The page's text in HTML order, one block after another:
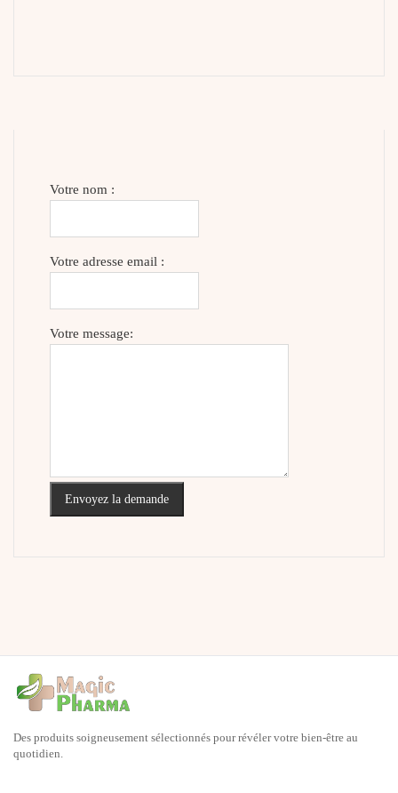
Votre nom :
Votre adresse email :
Votre message:
Envoyez la demande
Des produits soigneusement sélectionnés pour révéler votre bien-être au
quotidien.